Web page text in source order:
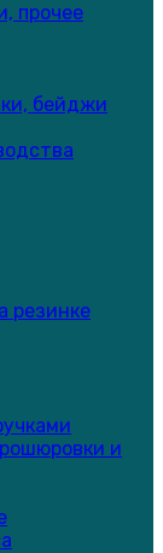
прочее
бейджи
резинке
и